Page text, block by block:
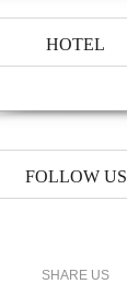
HOTEL
FOLLOW US
SHARE US